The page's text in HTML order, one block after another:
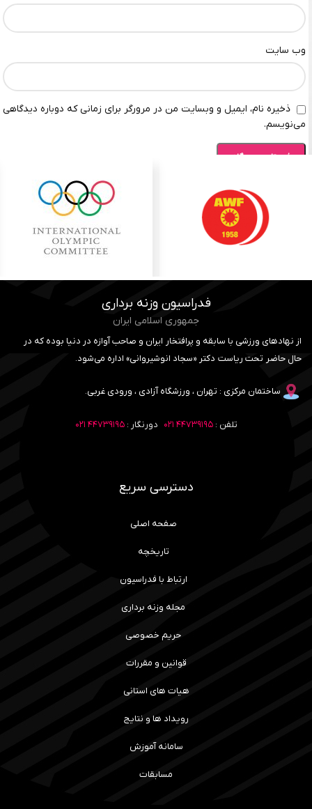
وب‌ سایت
ذخیره نام، ایمیل و وبسایت من در مرورگر برای زمانی که دوباره دیدگاهی
می‌نویسم.
فدراسیون وزنه برداری
جمهوری اسلامی ایران
از نهادهای ورزشی با سابقه و پرافتخار ایران و صاحب آوازه در دنیا بوده که در
حال حاضر تحت ریاست دکتر «سجاد انوشیروانی» اداره می‌شود.
ساختمان مرکزی : تهران ، ورزشگاه آزادی ، ورودی غربی.
تلفن :۴۴۷۳۹۱۹۵ ۰۲۱ دورنگار :۴۴۷۳۹۱۹۵ ۰۲۱
دسترسی سریع
صفحه اصلی
تاریخچه
ارتباط با فدراسیون
مجله وزنه برداری
حریم خصوصی
قوانین و مقررات
هیات های استانی
رویداد ها و نتایج
سامانه آموزش
مسابقات